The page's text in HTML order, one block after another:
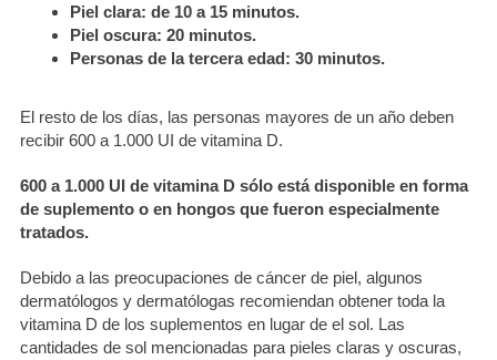
Piel clara: de 10 a 15 minutos.
Piel oscura: 20 minutos.
Personas de la tercera edad: 30 minutos.
El resto de los días, las personas mayores de un año deben
recibir 600 a 1.000 UI de vitamina D.
600 a 1.000 UI de vitamina D sólo está disponible en forma
de suplemento o en hongos que fueron especialmente
tratados.
Debido a las preocupaciones de cáncer de piel, algunos
dermatólogos y dermatólogas recomiendan obtener toda la
vitamina D de los suplementos en lugar de el sol. Las
cantidades de sol mencionadas para pieles claras y oscuras,